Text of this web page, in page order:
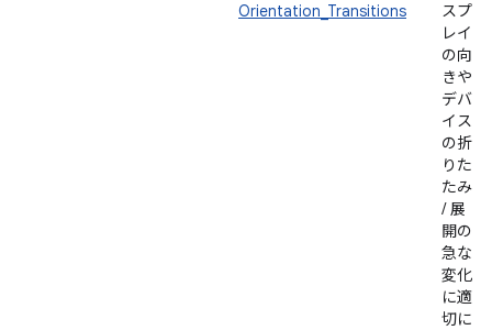
Orientation_Transitions
スプ
レイ
の向
きや
デバ
イス
の折
りた
たみ
/ 展
開の
急な
変化
に適
切に